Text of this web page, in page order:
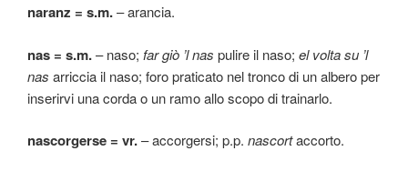
naranz = s.m.– arancia.
nas = s.m.– naso; far giò ’l nas pulire il naso; el volta su ’l
nas arriccia il naso; foro praticato nel tronco di un albero per
inserirvi una corda o un ramo allo scopo di trainarlo.
nascorgerse = vr.– accorgersi; p.p. nascortaccorto.